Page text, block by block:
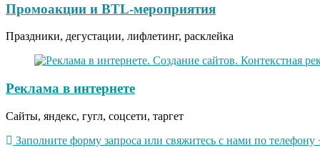
Промоакции и BTL-мероприятия
Праздники, дегустации, лифлетинг, расклейка
Реклама в интернете
Сайты, яндекс, гугл, соцсети, таргет
Заполните форму запроса или свяжитесь с нами по